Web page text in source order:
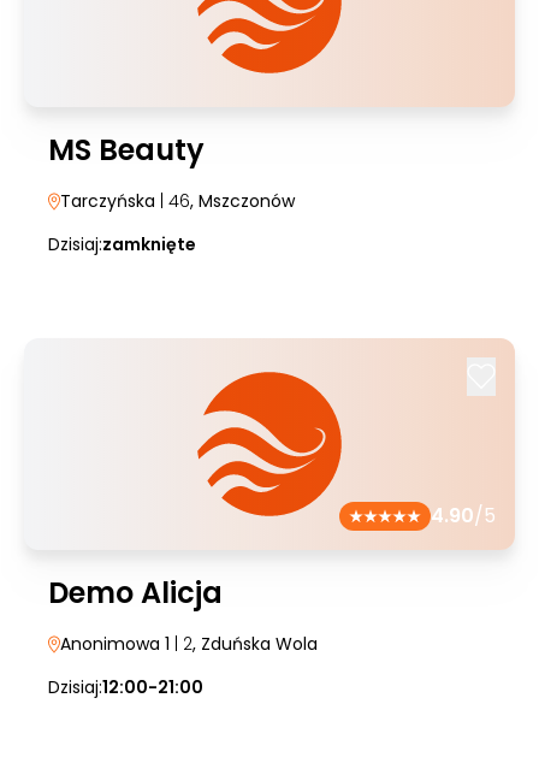
MS Beauty
Tarczyńska | 46, Mszczonów
Dzisiaj:zamknięte
4.90/5
Demo Alicja
Anonimowa 1 | 2, Zduńska Wola
Dzisiaj:12:00-21:00